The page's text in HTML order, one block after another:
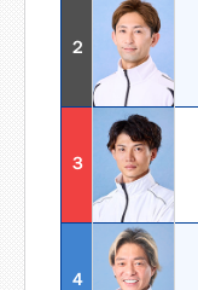
２
３
４